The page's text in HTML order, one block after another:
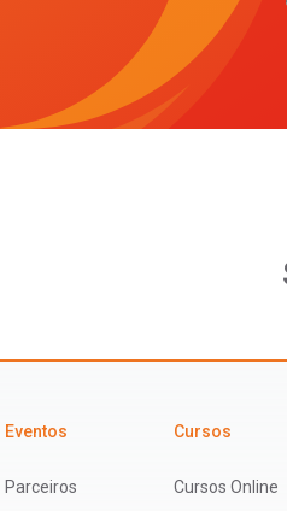
Eventos
Parceiros
Cursos
Cursos Online